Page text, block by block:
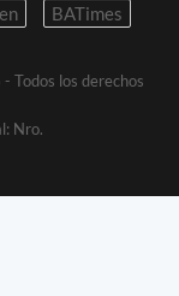
BATimes
Todos los derechos
Nro.